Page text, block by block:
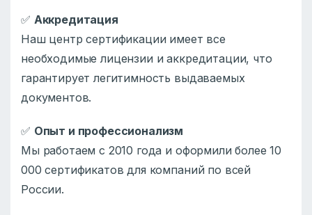
✅ Аккредитация
Наш центр сертификации имеет все
необходимые лицензии и аккредитации, что
гарантирует легитимность выдаваемых
документов.
✅ Опыт и профессионализм
Мы работаем с 2010 года и оформили более 10
000 сертификатов для компаний по всей
России.